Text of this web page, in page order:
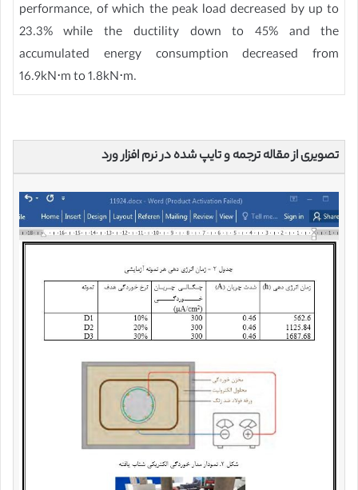
performance, of which the peak load decreased by up to
23.3% while the ductility down to 45% and the
accumulated energy consumption decreased from
16.9kN⋅m to 1.8kN⋅m.
تصویری از مقاله ترجمه و تایپ شده در نرم افزار ورد